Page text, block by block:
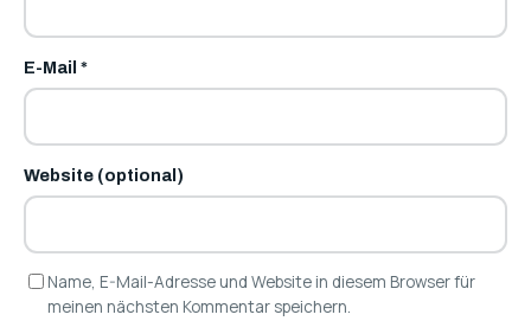
E-Mail *
Website (optional)
Name, E-Mail-Adresse und Website in diesem Browser für
meinen nächsten Kommentar speichern.